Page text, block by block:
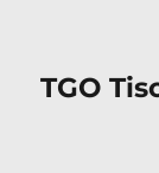
TGO